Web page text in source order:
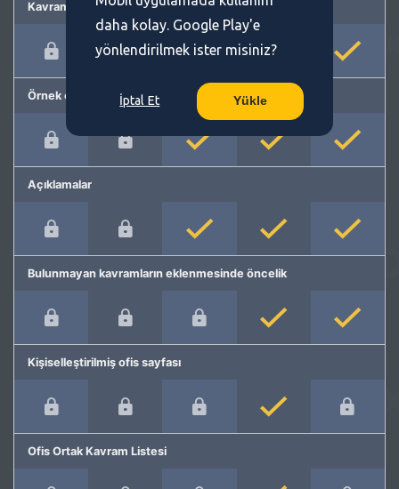
Kavram önerme
Örnek cümleler
Açıklamalar
Bulunmayan kavramların eklenmesinde öncelik
Kişiselleştirilmiş ofis sayfası
Ofis Ortak Kavram Listesi
daha kolay. Google Play'e
yönlendirilmek ister misiniz?
İptal Et Yükle